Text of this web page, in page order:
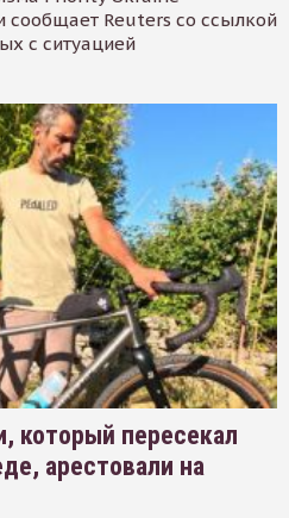
сообщает Reuters со ссылкой
с ситуацией
который пересекал
арестовали на